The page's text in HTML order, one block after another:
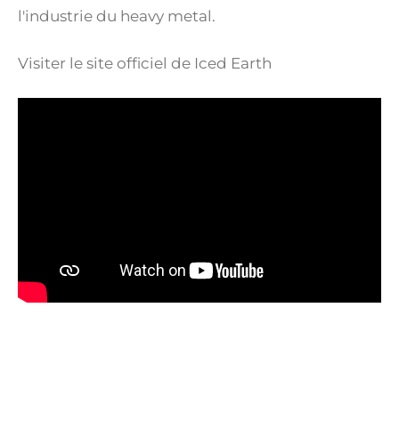
l'industrie du heavy metal.
Visiter le site officiel de Iced Earth